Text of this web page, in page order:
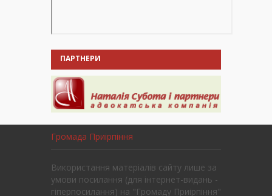
ПАРТНЕРИ
Громада Приірпіння
Використання матеріалів сайту лише за
умови посилання (для інтернет-видань -
гіперпосилання) на "Громаду Приірпіння"